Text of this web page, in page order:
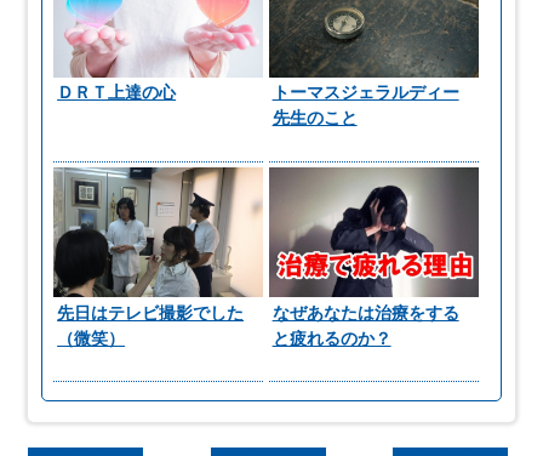
ＤＲＴ上達の心
トーマスジェラルディー
先生のこと
先日はテレビ撮影でした
（微笑）
なぜあなたは治療をする
と疲れるのか？